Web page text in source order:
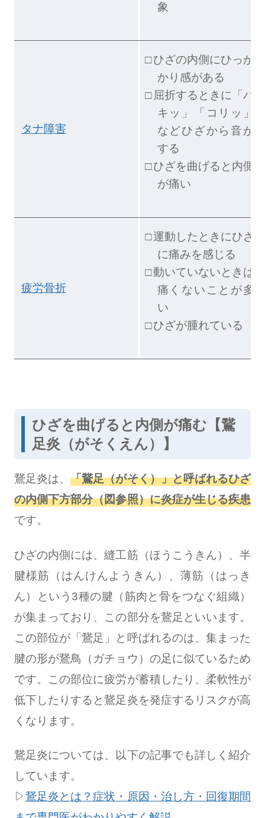
象
タナ障害
ひざの内側にひっか
かり感がある
屈折するときに「パ
キッ」「コリッ」
などひざから音が
する
ひざを曲げると内側
が痛い
疲労骨折
運動したときにひざ
に痛みを感じる
動いていないときは
痛くないことが多
い
ひざが腫れている
ひざを曲げると内側が痛む【鵞
足炎（がそくえん）】
鵞足炎は、「鵞足（がそく）」と呼ばれるひざ
の内側下方部分（図参照）に炎症が生じる疾患
です。
ひざの内側には、縫工筋（ほうこうきん）、半
腱様筋（はんけんようきん）、薄筋（はっき
ん）という3種の腱（筋肉と骨をつなぐ組織）
が集まっており、この部分を鵞足といいます。
この部位が「鵞足」と呼ばれるのは、集まった
腱の形が鵞鳥（ガチョウ）の足に似ているため
です。この部位に疲労が蓄積したり、柔軟性が
低下したりすると鵞足炎を発症するリスクが高
くなります。
鵞足炎については、以下の記事でも詳しく紹介
しています。
▷鵞足炎とは？症状・原因・治し方・回復期間